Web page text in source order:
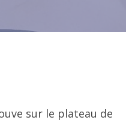
sur le plateau de